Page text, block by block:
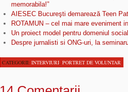
memorabila!”
AIESEC Bucureşti demarează Teen
ROTAMUN – cel mai mare eveniment
Un proiect model pentru domeniul social
Despre jurnalisti si ONG-uri, la
CATEGORII: INTERVIURI, PORTRET DE VOLUNTAR